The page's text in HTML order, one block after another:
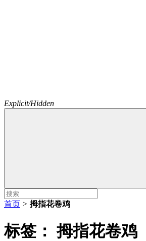
Explicit/Hidden
首页 > 拇指花卷鸡
标签：拇指花卷鸡